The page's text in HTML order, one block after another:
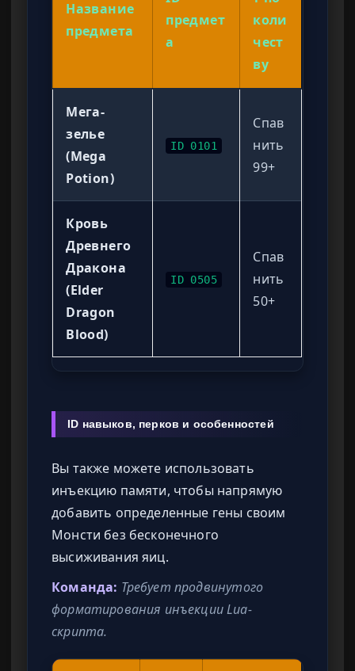
Название
предмета
предмет
а
коли
чест
ву
Мега-
зелье
(Mega
Potion)
ID 0101
Спав
нить
99+
Кровь
Древнего
Дракона
(Elder
Dragon
Blood)
ID 0505
Спав
нить
50+
ID навыков, перков и особенностей
Вы также можете использовать
инъекцию памяти, чтобы напрямую
добавить определенные гены своим
Монсти без бесконечного
высиживания яиц.
Команда: Требует продвинутого
форматирования инъекции Lua-
скрипта.